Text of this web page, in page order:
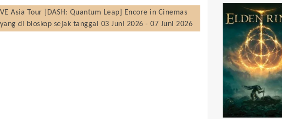
Asia Tour [DASH: Quantum Leap] Encore in Cinemas
di bioskop sejak tanggal 03 Juni 2026 - 07 Juni 2026